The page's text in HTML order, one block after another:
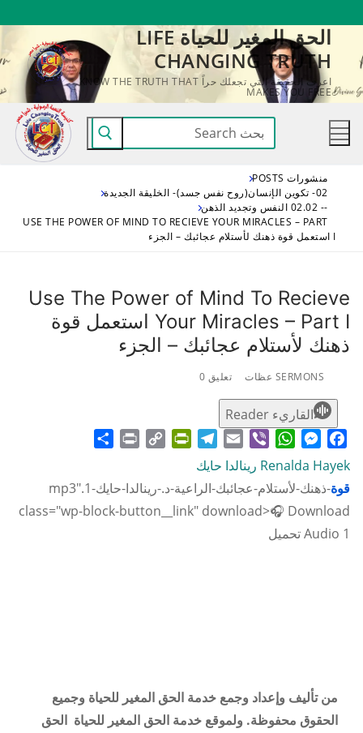
المحتوى
الحق المغير للحياة LIFE
CHANGING TRUTH
اعرف الحقيقة التي تجعلك حراً KNOW THE TRUTH THAT
MAKES YOU FREE
البحث
عن:
منشورات POSTS
02- تكوين الإنسان(روح نفس جسد)- الخليقة الجديدة
-- 02.02 النفس وتجديد الذهن
USE THE POWER OF MIND TO RECIEVE YOUR MIRACLES – PART
I استعمل قوة ذهنك لأستلام عجائبك – الجزء
Use The Power of Mind To Recieve
Your Miracles – Part I استعمل قوة
ذهنك لأستلام عجائبك – الجزء
SERMONS عظات تعليق 0
القاريء Reader
Facebook
Messenger
WhatsApp
Viber
Email
Telegram
PrintFriendly
Copy
Print
Renalda Hayek رينالدا حايك
قوة
-ذهنك-لأستلام-عجائبك-الراعية-د.-رينالدا-حايك-1.mp3"
class="wp-block-button__link" download>🎧 Download
Audio 1 تحميل
من تأليف وإعداد وجمع خدمة الحق المغير للحياة وجميع
الحقوق محفوظة. ولموقع خدمة الحق المغير للحياة الحق